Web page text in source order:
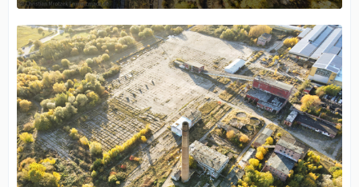
4. November 2024 um 16:15